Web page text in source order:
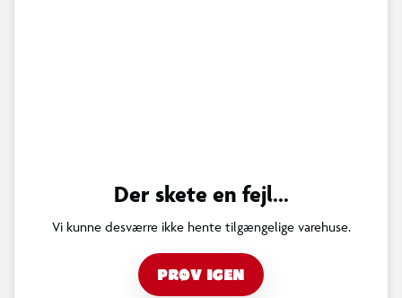
Der skete en fejl...
Vi kunne desværre ikke hente tilgængelige varehuse.
PRØV IGEN